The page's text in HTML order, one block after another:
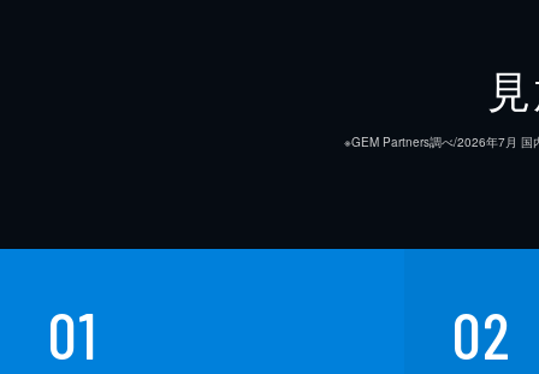
※GEM Partners調べ/2026年7⽉ 国
01 02